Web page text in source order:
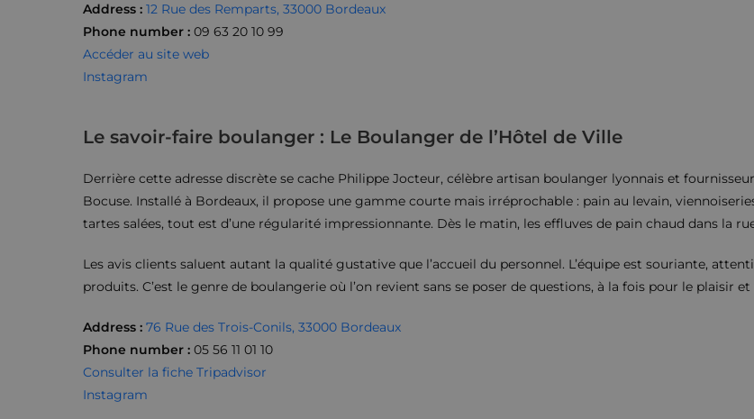
Address : 12 Rue des Remparts, 33000 Bordeaux
Phone number : 09 63 20 10 99
Accéder au site web
Instagram
Le savoir-faire boulanger : Le Boulanger de l’Hôtel de Ville
Derrière cette adresse discrète se cache Philippe Jocteur, célèbre artisan boulanger lyonnais et
Bocuse. Installé à Bordeaux, il propose une gamme courte mais irréprochable : pain au levain,
tartes salées, tout est d’une régularité impressionnante. Dès le matin, les effluves de pain chaud dans la
Les avis clients saluent autant la qualité gustative que l’accueil du personnel. L’équipe est souriante,
produits. C’est le genre de boulangerie où l’on revient sans se poser de questions, à la fois pour le plaisir
Address : 76 Rue des Trois-Conils, 33000 Bordeaux
Phone number : 05 56 11 01 10
Consulter la fiche Tripadvisor
Instagram